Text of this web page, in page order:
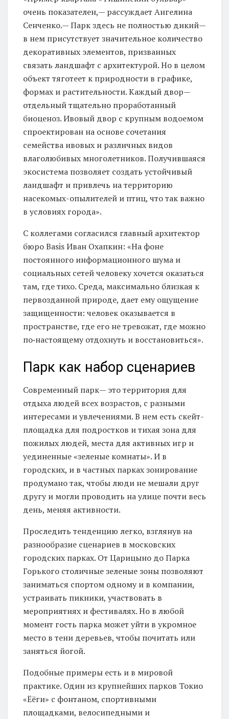
очень показателен,— рассуждает Ангелина
Сенченко.— Парк здесь не полностью дикий—
в нем присутствует значительное количество
декоративных элементов, призванных
связать ландшафт с архитектурой. Но в целом
объект тяготеет к природности в графике,
формах и растительности. Каждый двор—
отдельный тщательно проработанный
биоценоз. Ивовый двор с крупным водоемом
спроектирован на основе сочетания
семейства ивовых и различных видов
влаголюбивых многолетников. Получившаяся
экосистема позволяет создать устойчивый
ландшафт и привлечь на территорию
насекомых-опылителей и птиц, что так важно
в условиях города».
С коллегами согласился главный архитектор
бюро Basis Иван Охапкин: «На фоне
постоянного информационного шума и
социальных сетей человеку хочется оказаться
там, где тихо. Среда, максимально близкая к
первозданной природе, дает ему ощущение
защищенности: человек оказывается в
пространстве, где его не тревожат, где можно
по‑настоящему отдохнуть и восстановиться».
Парк как набор сценариев
Современный парк— это территория для
отдыха людей всех возрастов, с разными
интересами и увлечениями. В нем есть скейт-
площадка для подростков и тихая зона для
пожилых людей, места для активных игр и
уединенные «зеленые комнаты». И в
городских, и в частных парках зонирование
продумано так, чтобы люди не мешали друг
другу и могли проводить на улице почти весь
день, меняя активности.
Проследить тенденцию легко, взглянув на
разнообразие сценариев в московских
городских парках. От Царицыно до Парка
Горького столичные зеленые зоны позволяют
заниматься спортом одному и в компании,
устраивать пикники, участвовать в
мероприятиях и фестивалях. Но в любой
момент гость парка может уйти в укромное
место в тени деревьев, чтобы почитать или
заняться йогой.
Подобные примеры есть и в мировой
практике. Один из крупнейших парков Токио
«Ёёги» с фонтаном, спортивными
площадками, велосипедными и